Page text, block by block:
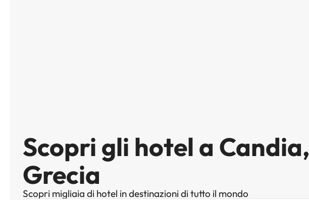
Scopri gli hotel a Candia,
Grecia
Scopri migliaia di hotel in destinazioni di tutto il mondo